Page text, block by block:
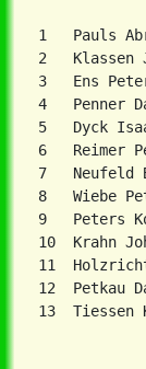
1   Pauls
2   Klassen
3   Ens
4   Penner
5   Dyck
6   Reimer
7   Neufeld
8   Wiebe
9   Peters
10  Krahn
11
12
13  Tiessen